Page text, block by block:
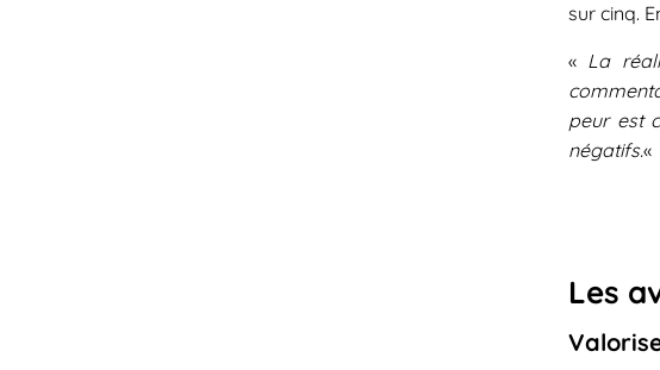
sur cinq.
« La
peur est
négatifs.«
Les